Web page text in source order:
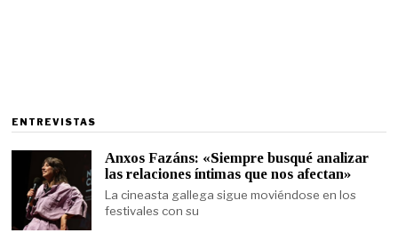
ENTREVISTAS
Anxos Fazáns: «Siempre busqué analizar
las relaciones íntimas que nos afectan»
La cineasta gallega sigue moviéndose en los
festivales con su